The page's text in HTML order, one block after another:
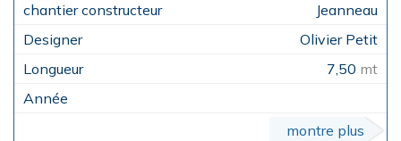
Jeanneau
Olivier Petit
7,50 mt
montre plus